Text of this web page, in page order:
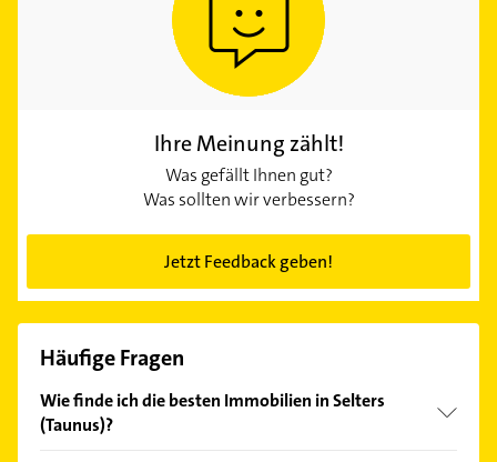
Ihre Meinung zählt!
Was gefällt Ihnen gut?
Was sollten wir verbessern?
Jetzt Feedback geben!
Häufige Fragen
Wie finde ich die besten Immobilien in Selters
(Taunus)?